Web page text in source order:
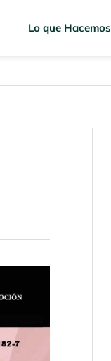
Lo que Hacemos